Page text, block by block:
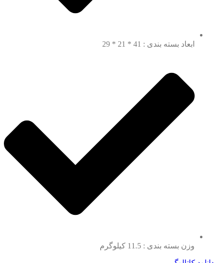
ابعاد بسته بندی : 41 * 21 * 29
وزن بسته بندی : 11.5 کیلوگرم